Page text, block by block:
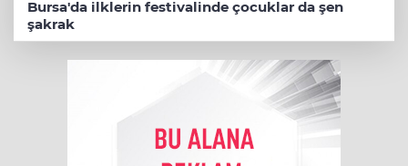
Bursa'da ilklerin festivalinde çocuklar da şen
şakrak